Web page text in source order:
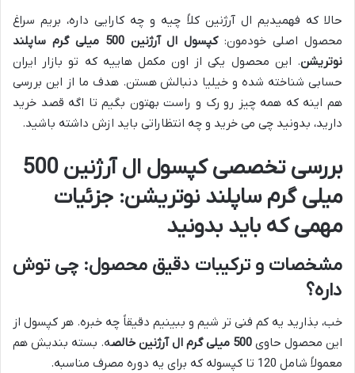
حالا که فهمیدیم ال آرژنین کلاً چیه و چه کارایی داره، بریم سراغ
محصول اصلی خودمون:
کپسول ال آرژنین 500 میلی گرم ساپلند
نوتریشن. این محصول یکی از اون مکمل هاییه که تو بازار ایران
حسابی شناخته شده و خیلیا دنبالش هستن. هدف ما از این بررسی
هم اینه که همه چیز رو رک و راست بهتون بگیم تا اگه قصد خرید
دارید، بدونید چی می خرید و چه انتظاراتی باید ازش داشته باشید.
بررسی تخصصی کپسول ال آرژنین 500
میلی گرم ساپلند نوتریشن: جزئیات
مهمی که باید بدونید
مشخصات و ترکیبات دقیق محصول: چی توش
داره؟
خب، بذارید یه کم فنی تر شیم و ببینیم دقیقاً چه خبره. هر کپسول از
این محصول حاوی 500 میلی گرم ال آرژنین خالص
ه. بسته بندیش هم
معمولاً شامل 120 تا کپسوله که برای یه دوره مصرف مناسبه.